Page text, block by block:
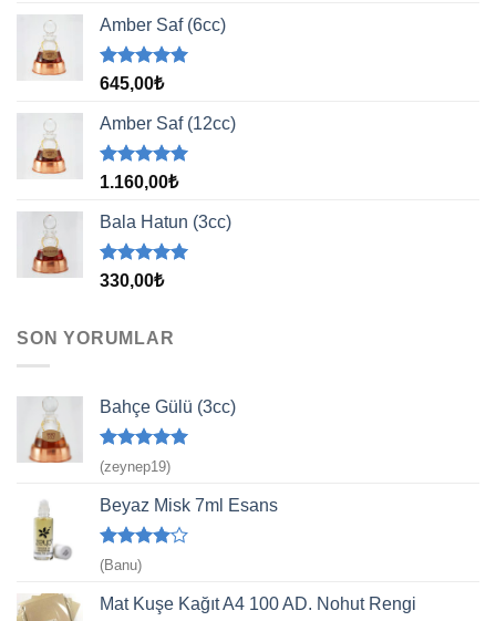
aldı
Amber Saf (6cc)
5 üzerinden
aldı
645,00₺
Amber Saf (12cc)
5 üzerinden
aldı
1.160,00₺
Bala Hatun (3cc)
5 üzerinden
330,00₺
SON YORUMLAR
Bahçe Gülü (3cc)
5 üzerinden
5
oy aldı
(zeynep19)
Beyaz Misk 7ml Esans
5
üzerinden
4 oy aldı
(Banu)
Mat Kuşe Kağıt A4 100 AD. Nohut Rengi